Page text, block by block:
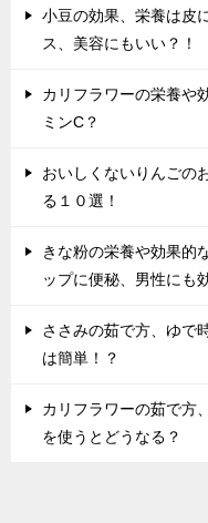
小豆の効果、栄養は皮
ス、美容にもいい？！
カリフラワーの栄養や
ミンC？
おいしくないりんごの
る１０選！
きな粉の栄養や効果的
ップに便秘、男性にも
ささみの茹で方、ゆで
は簡単！？
カリフラワーの茹で方
を使うとどうなる？